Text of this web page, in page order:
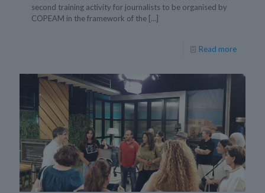
second training activity for journalists to be organised by
COPEAM in the framework of the […]
Read more